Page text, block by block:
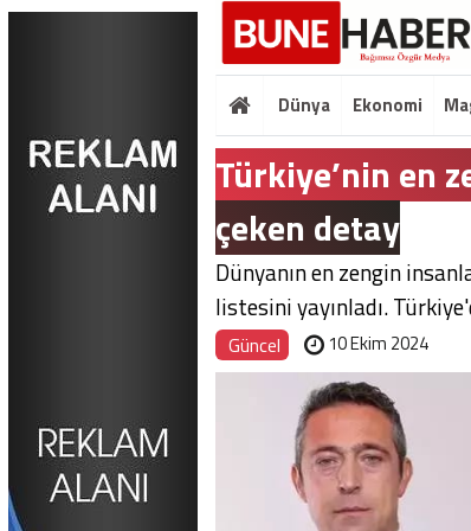
Dünya Ekonomi
Türkiye’nin en
çeken detay
Dünyanın en zengin
listesini yayınladı.
Güncel 10 Ekim 2024